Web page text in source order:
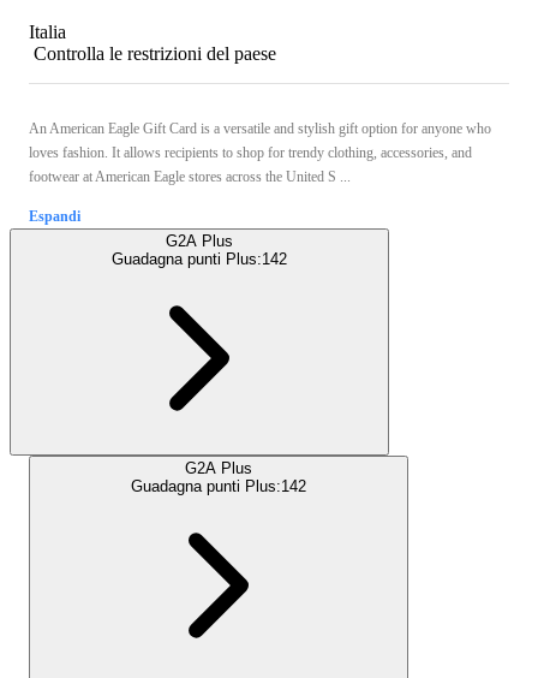
Italia
Controlla le restrizioni del paese
An American Eagle Gift Card is a versatile and stylish gift option for anyone who
loves fashion. It allows recipients to shop for trendy clothing, accessories, and
footwear at American Eagle stores across the United S ...
Espandi
G2A Plus
Guadagna punti Plus:142
G2A Plus
Guadagna punti Plus:142